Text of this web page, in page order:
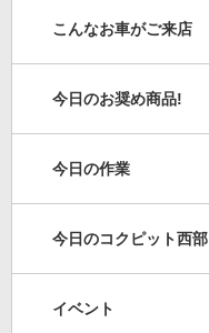
こんなお車がご来店
今日のお奨め商品!
今日の作業
今日のコクピット西部
イベント